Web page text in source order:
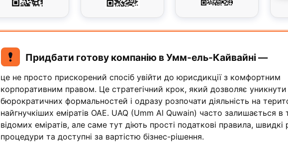
Придбати готову компанію в Умм-ель-Кайвайні —
це не просто прискорений спосіб увійти до юрисдикції з комфортним
корпоративним правом. Це стратегічний крок, який дозволяє уникнути
бюрократичних формальностей і одразу розпочати діяльність на
найгнучкіших еміратів ОАЕ. UAQ (Umm Al Quwain) часто залишається в
відомих еміратів, але саме тут діють прості податкові правила, швидкі
процедури та доступні за вартістю бізнес-рішення.